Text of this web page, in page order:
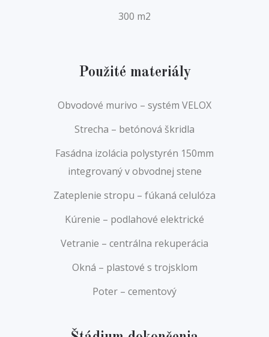
300 m2
Použité materiály
Obvodové murivo – systém VELOX
Strecha – betónová škridla
Fasádna izolácia polystyrén 150mm
integrovaný v obvodnej stene
Zateplenie stropu – fúkaná celulóza
Kúrenie – podlahové elektrické
Vetranie – centrálna rekuperácia
Okná – plastové s trojsklom
Poter – cementový